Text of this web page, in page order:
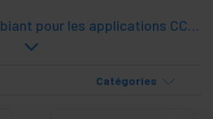
Microphone Le son ambiant pour les applications CCTV. Les applications de vidéosurveillance permettent la capture audio, mais un seul microphone peut capturer l'audio dans une salle de contrôle pendant plus d'un appareil photo. Nous avons différents modèles de microphones de bruit ambiant pour répondre à vos besoins.
Catégories